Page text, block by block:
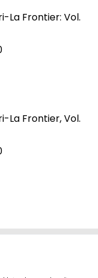
La Frontier: Vol.
La Frontier, Vol.